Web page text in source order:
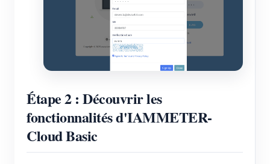
Étape 2 : Découvrir les
fonctionnalités d'IAMMETER-
Cloud Basic